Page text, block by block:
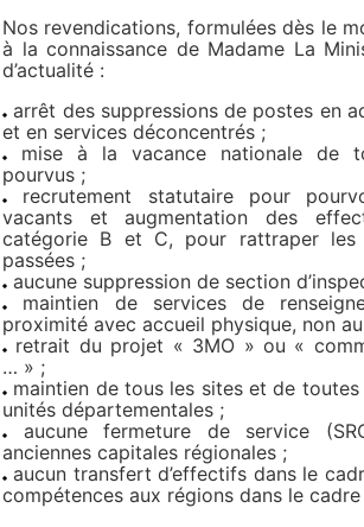
Nos revendications, formulées dès le
à la connaissance de Madame La
d’actualité :
arrêt des suppressions de postes en
et en services déconcentrés ;
mise à la vacance nationale de
pourvus ;
recrutement statutaire pour
vacants et augmentation des
catégorie B et C, pour rattraper les
passées ;
aucune suppression de section
maintien de services de
proximité avec accueil physique, non
retrait du projet « 3MO » ou «
… » ;
maintien de tous les sites et de toutes
unités départementales ;
aucune fermeture de service
anciennes capitales régionales ;
aucun transfert d’effectifs dans le
compétences aux régions dans le cadre